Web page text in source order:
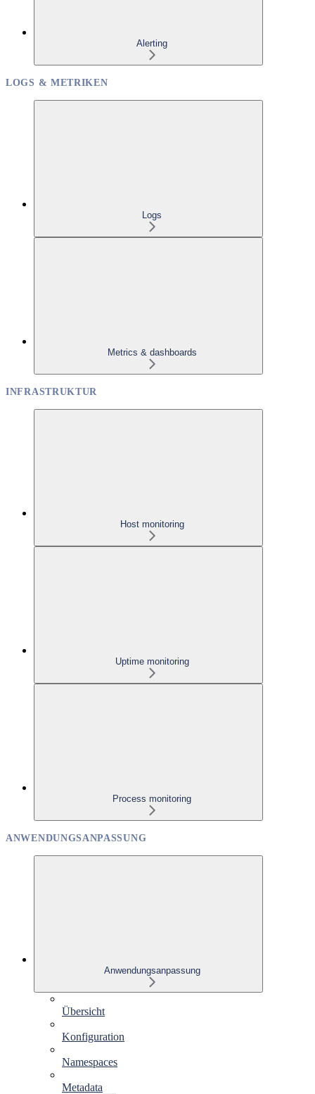
Alerting
LOGS & METRIKEN
Logs
Metrics & dashboards
INFRASTRUKTUR
Host monitoring
Uptime monitoring
Process monitoring
ANWENDUNGSANPASSUNG
Anwendungsanpassung
Übersicht
Konfiguration
Namespaces
Metadata